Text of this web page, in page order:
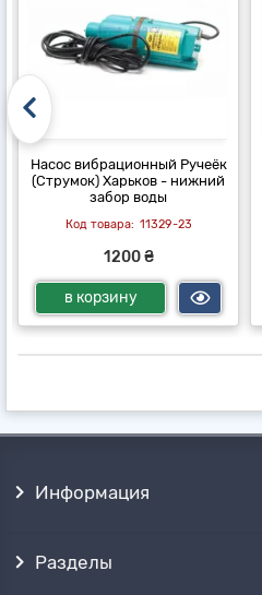
Насос вибрационный Ручеёк
(Струмок) Харьков - нижний
забор воды
11329-23
1200 ₴
в корзину
Информация
Разделы